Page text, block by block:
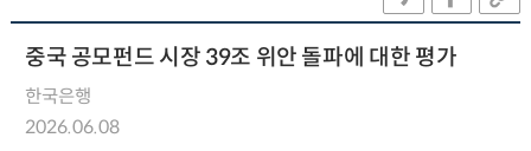
중국 공모펀드 시장 39조 위안 돌파에 대한 평가
한국은행
2026.06.08